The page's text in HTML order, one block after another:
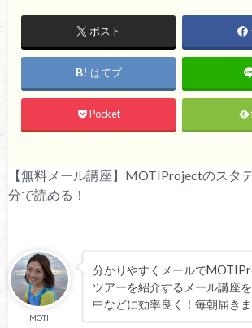
ポスト
はてブ
Pocket
【無料メール講座】MOTIProjectのスタ
分で読める！
MOTI
分かりやすくメールで
ツアーを紹介するメール講座
中などに効率良く！毎朝届き